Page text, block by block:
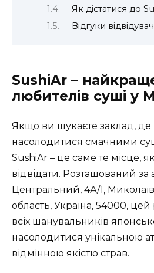
Як дістатися до
Відгуки
SushiAr –
любителів суші у
Якщо ви шукаєте заклад,
насолодитися смачними
SushiAr – це саме те місце,
відвідати. Розташований
Центральний, 4А/1,
область, Україна, 54000,
всіх шанувальників
насолодитися унікальною
відмінною якістю страв.